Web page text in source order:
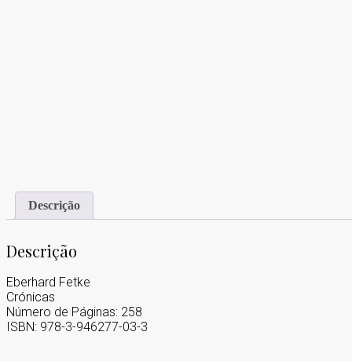
Descrição
Descrição
Eberhard Fetke
Crónicas
Número de Páginas: 258
ISBN: 978-3-946277-03-3